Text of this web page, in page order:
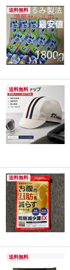
送料無料
送料無料
送料無料
送料無料